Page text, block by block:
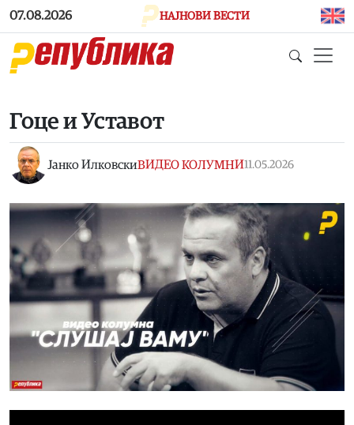
Skip to main content
07.08.2026 НАЈНОВИ ВЕСТИ
Гоце и Уставот
Јанко ИлковскиВИДЕО КОЛУМНИ11.05.2026